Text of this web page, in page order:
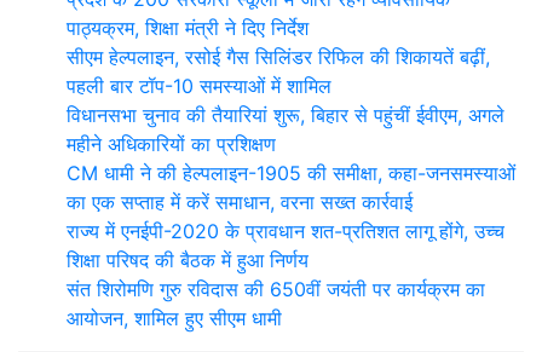
पाठ्यक्रम, शिक्षा मंत्री ने दिए निर्देश
सीएम हेल्पलाइन, रसोई गैस सिलिंडर रिफिल की शिकायतें बढ़ीं,
पहली बार टॉप-10 समस्याओं में शामिल
विधानसभा चुनाव की तैयारियां शुरू, बिहार से पहुंचीं ईवीएम, अगले
महीने अधिकारियों का प्रशिक्षण
CM धामी ने की हेल्पलाइन-1905 की समीक्षा, कहा-जनसमस्याओं
का एक सप्ताह में करें समाधान, वरना सख्त कार्रवाई
राज्य में एनईपी-2020 के प्रावधान शत-प्रतिशत लागू होंगे, उच्च
शिक्षा परिषद की बैठक में हुआ निर्णय
संत शिरोमणि गुरु रविदास की 650वीं जयंती पर कार्यक्रम का
आयोजन, शामिल हुए सीएम धामी